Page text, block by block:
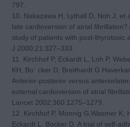
797.
10. Nakazawa H, Lythall D, Noh J, et
late cardioversion of atrial fibrillation?
study of patients with post-thyrotoxic
J 2000;21:327–333.
11. Kirchhof P, Eckardt L, Loh P,
KH, Bo¨ cker D, Breithardt G
Anterior-posterior versus
external cardioversion of atrial
Lancet 2002;360:1275–1279.
12. Kirchhof P, Monnig G,Wasmer K,
Eckardt L, Bocker D. A trial of self-